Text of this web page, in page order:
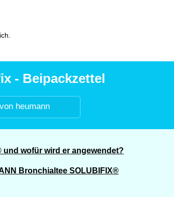
- Beipackzettel
heumann
und wofür wird er angewendet?
Bronchialtee SOLUBIFIX®